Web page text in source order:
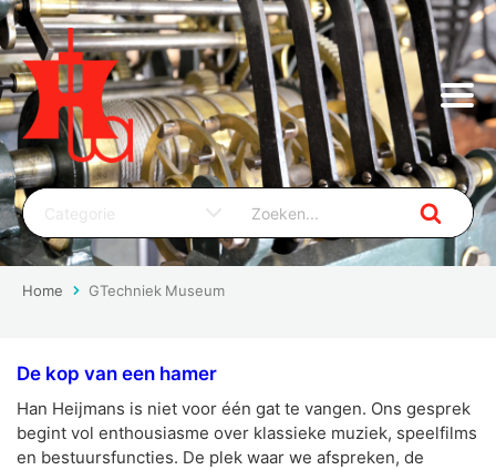
Home GTechniek Museum
De kop van een hamer
Han Heijmans is niet voor één gat te vangen. Ons gesprek
begint vol enthousiasme over klassieke muziek, speelfilms
en bestuursfuncties. De plek waar we afspreken, de